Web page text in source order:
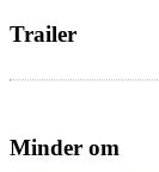
Trailer
Minder om